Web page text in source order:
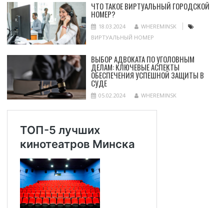
ЧТО ТАКОЕ ВИРТУАЛЬНЫЙ ГОРОДСКОЙ
НОМЕР?
18.03.2024
WHEREMINSK
ВИРТУАЛЬНЫЙ НОМЕР
ВЫБОР АДВОКАТА ПО УГОЛОВНЫМ
ДЕЛАМ: КЛЮЧЕВЫЕ АСПЕКТЫ
ОБЕСПЕЧЕНИЯ УСПЕШНОЙ ЗАЩИТЫ В
СУДЕ
05.02.2024 WHEREMINSK